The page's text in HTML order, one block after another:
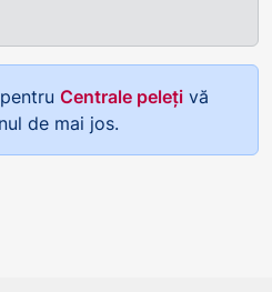
Centrale peleți vă
de mai jos.